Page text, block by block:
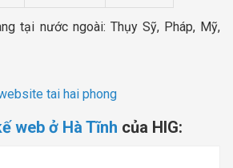
tại nước ngoài: Thụy Sỹ, Pháp, Mỹ,
tai hai phong
web ở Hà Tĩnh của HIG: